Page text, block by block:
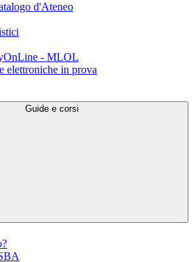
d'Ateneo
- MLOL
elettroniche in prova
Guide e corsi